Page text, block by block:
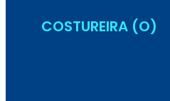
COSTUREIRA (O)